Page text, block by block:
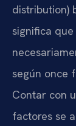
distribution)
significa
según once
Contar con
factores se